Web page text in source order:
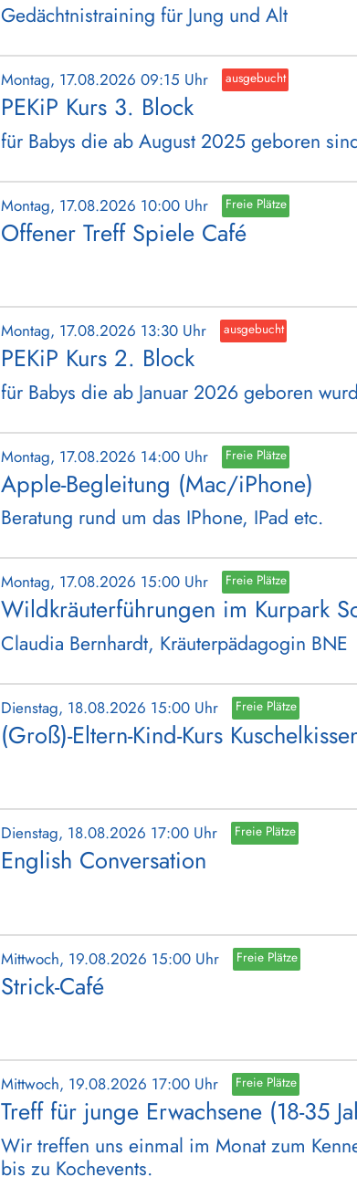
Gedächtnistraining für Jung und Alt
Montag, 17.08.2026 09:15 Uhr ausgebucht
PEKiP Kurs 3. Block
für Babys die ab August 2025 geboren
Montag, 17.08.2026 10:00 Uhr Freie Plätze
Offener Treff Spiele Café
Montag, 17.08.2026 13:30 Uhr ausgebucht
PEKiP Kurs 2. Block
für Babys die ab Januar 2026 geboren
Montag, 17.08.2026 14:00 Uhr Freie Plätze
Apple-Begleitung (Mac/iPhone)
Beratung rund um das IPhone, IPad etc.
Montag, 17.08.2026 15:00 Uhr Freie Plätze
Wildkräuterführungen im Kurpark
Claudia Bernhardt, Kräuterpädagogin BNE
Dienstag, 18.08.2026 15:00 Uhr Freie Plätze
(Groß)-Eltern-Kind-Kurs
Dienstag, 18.08.2026 17:00 Uhr Freie Plätze
English Conversation
Mittwoch, 19.08.2026 15:00 Uhr Freie Plätze
Strick-Café
Mittwoch, 19.08.2026 17:00 Uhr Freie Plätze
Treff für junge Erwachsene (18-35
Wir treffen uns einmal im Monat zum
bis zu Kochevents.